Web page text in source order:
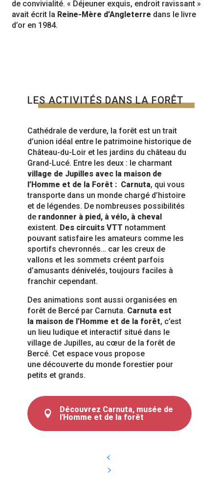
de convivialité. « Déjeuner exquis, endroit ravissant »
avait écrit la Reine-Mère d’Angleterre dans le livre
d’or en 1984.
LES ACTIVITÉS DANS LA FORÊT
Cathédrale de verdure, la forêt est un trait
d’union idéal entre le patrimoine historique de
Château-du-Loir et les jardins du château du
Grand-Lucé. Entre les deux : le charmant
village de Jupilles avec la maison de
l’Homme et de la Forêt : Carnuta, qui vous
transporte dans un monde chargé d’histoire
et de légendes. De nombreuses possibilités
de randonner à pied, à vélo, à cheval
existent. Des circuits VTT notamment
pouvant satisfaire les amateurs comme les
sportifs chevronnés… car les creux de
vallons et les sommets créent parfois
d’amusants dénivelés, toujours faciles à
franchir cependant.
Des animations sont aussi organisées en
forêt de Bercé par Carnuta. Carnuta est
la maison de l’Homme et de la forêt, c’est
un lieu ludique et interactif situé dans le
village de Jupilles, au cœur de la forêt de
Bercé. Cet espace vous propose
une découverte du monde forestier pour
petits et grands.
Découvrez Carnuta, musée de
l'Homme et de la forêt